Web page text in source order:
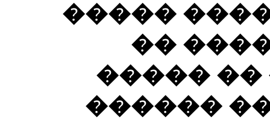
�����
��
����� ��
������